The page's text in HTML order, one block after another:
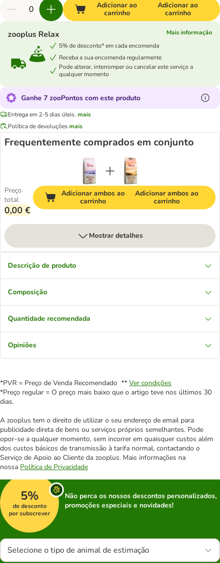
Adicionar ao
carrinho
Adicionar ao
carrinho
zooplus Relax
Mais informação
5% de desconto* em cada encomenda
Receba a sua encomenda regularmente
Pode alterar, interromper ou cancelar este serviço a
qualquer momento
Ganhe 7 zooPontos com este produto
Entrega em 2-5 dias úteis. mais
Política de devoluçõesmais
Frequentemente comprados em conjunto
Preço
total
0,00 €
Adicionar ambos ao
carrinho
Adicionar ambos ao
carrinho
Mostrar detalhes
Descrição de produto
Composição
Quantidade recomendada
Opiniões
*PVR = Preço de Venda Recomendado ** Ver condições
*Preço regular = O preço mais baixo que o artigo teve nos últimos 30
dias.
A zooplus tem o direito de utilizar o seu endereço de email para
publicidade direta de bens ou serviços próprios semelhantes. Pode
opor-se a qualquer momento, sem incorrer em quaisquer custos além
dos custos básicos de transmissão à tarifa normal, contactando o
Serviço de Apoio ao Cliente da zooplus. Mais informações na
nossa Política de Privacidade
5%
de desconto
por subscrever
Não perca os nossos descontos personalizados,
promoções especiais e novidades!
Selecione o tipo de animal de estimação